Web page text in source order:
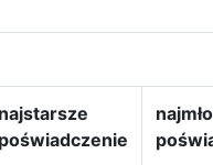
najstarsze
poświadczenie